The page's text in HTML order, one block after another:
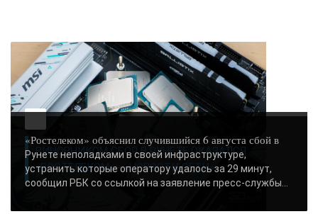
-- Люблю давать советы и очень не люблю, когда их дают мне.
ВИНОВНИКОМ СБОЯ В РУНЕТЕ ОКАЗАЛСЯ
«РОСТЕЛЕКОМ» - «НОВОСТИ СЕТИ»..
«Ростелеком» объяснил случившийся 6 августа сбой в
Рунете неполадками в своей инфраструктуре,
устранить которые оператору удалось за 29 минут,
сообщил РБК со ссылкой на заявление пресс-службы...